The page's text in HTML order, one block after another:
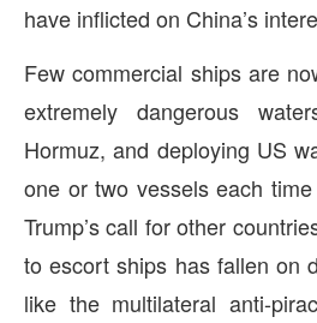
have inflicted on China’s
Few commercial ships are
extremely dangerous
Hormuz, and deploying US
one or two vessels each
Trump’s call for other
to escort ships has fallen on
like the multilateral anti-